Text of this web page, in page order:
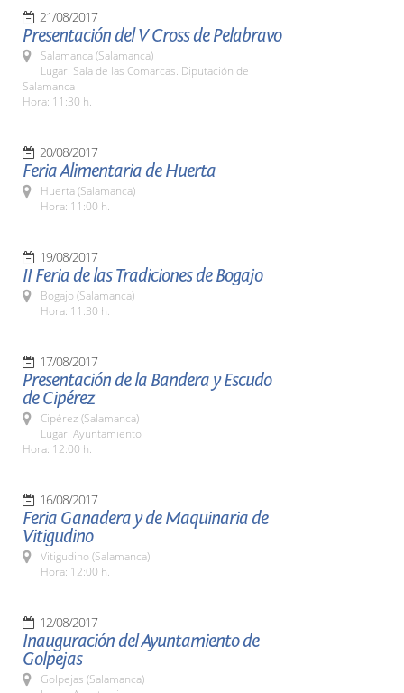
21/08/2017
Presentación del V Cross de Pelabravo
Salamanca (Salamanca)
Lugar: Sala de las Comarcas. Diputación de
Salamanca
Hora: 11:30 h.
20/08/2017
Feria Alimentaria de Huerta
Huerta (Salamanca)
Hora: 11:00 h.
19/08/2017
II Feria de las Tradiciones de Bogajo
Bogajo (Salamanca)
Hora: 11:30 h.
17/08/2017
Presentación de la Bandera y Escudo
de Cipérez
Cipérez (Salamanca)
Lugar: Ayuntamiento
Hora: 12:00 h.
16/08/2017
Feria Ganadera y de Maquinaria de
Vitigudino
Vitigudino (Salamanca)
Hora: 12:00 h.
12/08/2017
Inauguración del Ayuntamiento de
Golpejas
Golpejas (Salamanca)